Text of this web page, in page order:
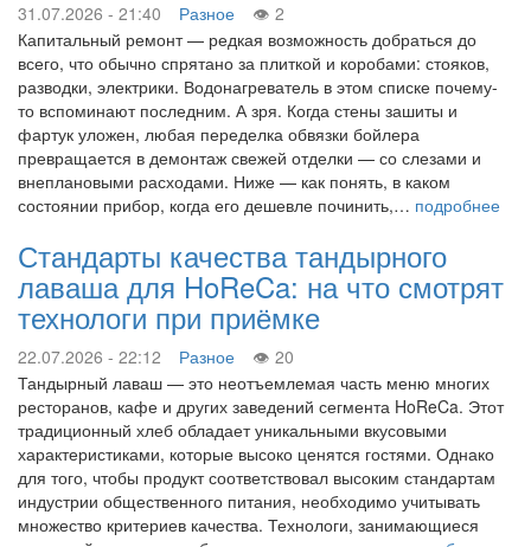
31.07.2026 - 21:40 Разное
2
Капитальный ремонт — редкая возможность добраться до
всего, что обычно спрятано за плиткой и коробами: стояков,
разводки, электрики. Водонагреватель в этом списке почему-
то вспоминают последним. А зря. Когда стены зашиты и
фартук уложен, любая переделка обвязки бойлера
превращается в демонтаж свежей отделки — со слезами и
внеплановыми расходами. Ниже — как понять, в каком
состоянии прибор, когда его дешевле починить,… подробнее
Стандарты качества тандырного
лаваша для HoReCa: на что смотрят
технологи при приёмке
22.07.2026 - 22:12 Разное
20
Тандырный лаваш — это неотъемлемая часть меню многих
ресторанов, кафе и других заведений сегмента HoReCa. Этот
традиционный хлеб обладает уникальными вкусовыми
характеристиками, которые высоко ценятся гостями. Однако
для того, чтобы продукт соответствовал высоким стандартам
индустрии общественного питания, необходимо учитывать
множество критериев качества. Технологи, занимающиеся